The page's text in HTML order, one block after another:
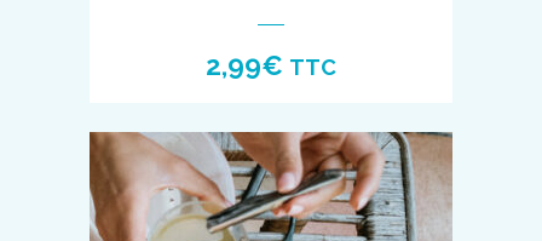
2,99€ TTC